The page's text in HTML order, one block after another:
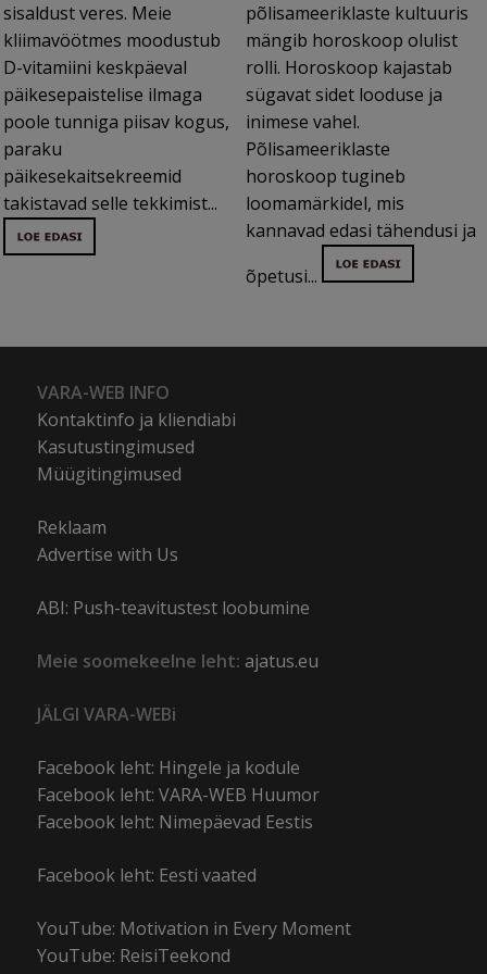
sisaldust veres. Meie
kliimavöötmes moodustub
D-vitamiini keskpäeval
päikesepaistelise ilmaga
poole tunniga piisav kogus,
paraku
päikesekaitsekreemid
takistavad selle tekkimist...
põlisameeriklaste kultuuris
mängib horoskoop olulist
rolli. Horoskoop kajastab
sügavat sidet looduse ja
inimese vahel.
Põlisameeriklaste
horoskoop tugineb
loomamärkidel, mis
kannavad edasi tähendusi ja
õpetusi...
VARA-WEB INFO
Kontaktinfo ja kliendiabi
Kasutustingimused
Müügitingimused
Reklaam
Advertise with Us
ABI: Push-teavitustest loobumine
Meie soomekeelne leht: ajatus.eu
JÄLGI VARA-WEBi
Facebook leht: Hingele ja kodule
Facebook leht: VARA-WEB Huumor
Facebook leht: Nimepäevad Eestis
Facebook leht: Eesti vaated
YouTube: Motivation in Every Moment
YouTube: ReisiTeekond